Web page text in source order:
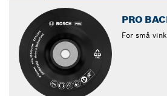
PRO
For små